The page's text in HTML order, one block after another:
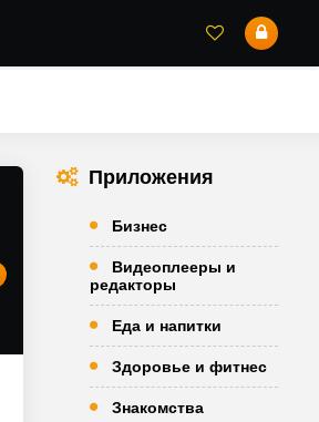
Приложения
Бизнес
Видеоплееры и
редакторы
Еда и напитки
Здоровье и фитнес
Знакомства